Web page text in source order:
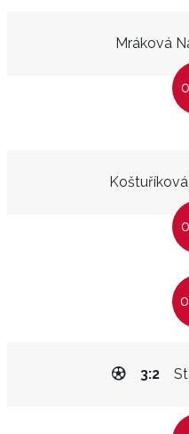
Mráková
3:2